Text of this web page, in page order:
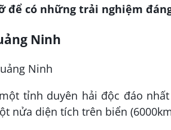
để có những trải nghiệm
Ninh
Ninh
tỉnh duyên hải độc đáo
nửa diện tích trên biển